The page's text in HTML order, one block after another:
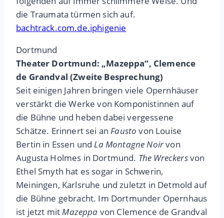
die Traumata türmen sich auf.
bachtrack.com.de.iphigenie
Dortmund
Theater Dortmund: „Mazeppa“, Clemence
de Grandval (Zweite Besprechung)
Seit einigen Jahren bringen viele Opernhäuser
verstärkt die Werke von Komponistinnen auf
die Bühne und heben dabei vergessene
Schätze. Erinnert sei anFausto von Louise
Bertin in Essen undLa Montagne Noirvon
Augusta Holmes in Dortmund. The Wreckersvon
Ethel Smyth hat es sogar in Schwerin,
Meiningen, Karlsruhe und zuletzt in Detmold auf
die Bühne gebracht. Im Dortmunder Opernhaus
ist jetzt mitMazeppa von Clemence de Grandval